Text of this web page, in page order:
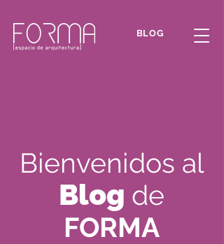
BLOG
Bienvenidos al
Blog de
FORMA